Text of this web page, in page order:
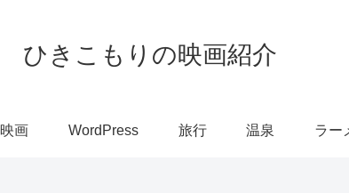
ひきこもりの映画紹介
映画 WordPress 旅行 温泉 ラー